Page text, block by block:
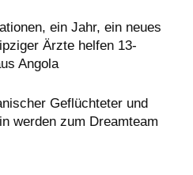
ein Jahr, ein neues
Ärzte helfen 13-
Angola
Geflüchteter und
werden zum Dreamteam